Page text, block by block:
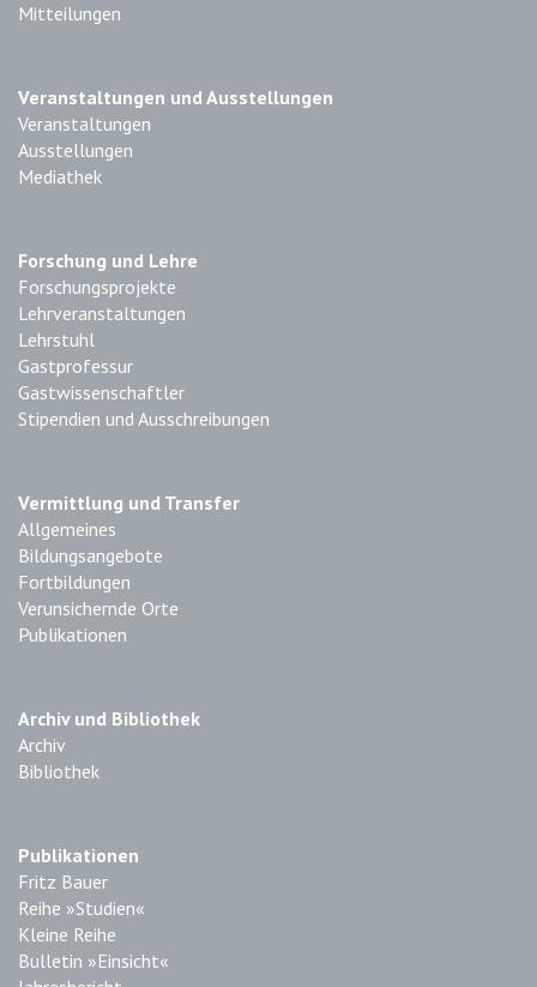
Mitteilungen
Veranstaltungen und Ausstellungen
Veranstaltungen
Ausstellungen
Mediathek
Forschung und Lehre
Forschungsprojekte
Lehrveranstaltungen
Lehrstuhl
Gastprofessur
Gastwissenschaftler
Stipendien und Ausschreibungen
Vermittlung und Transfer
Allgemeines
Bildungsangebote
Fortbildungen
Verunsichernde Orte
Publikationen
Archiv und Bibliothek
Archiv
Bibliothek
Publikationen
Fritz Bauer
Reihe »Studien«
Kleine Reihe
Bulletin »Einsicht«